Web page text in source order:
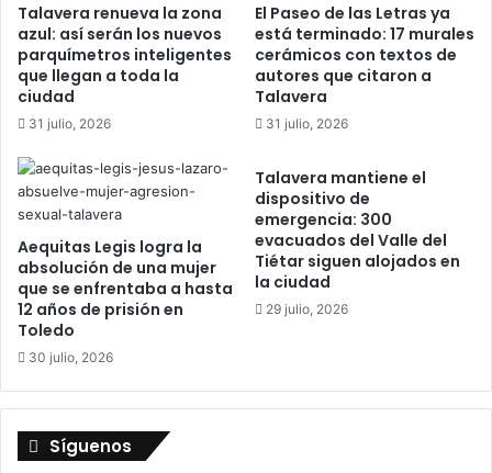
d
a
d
S
a
l
u
d
d
e
l
C
a
s
o
H
d
i
n
e
d
e
l
r
a
d
o
s
e
a
c
e
l
Talavera renueva la zona
azul: así serán los nuevos
parquímetros inteligentes
que llegan a toda la
ciudad
31 julio, 2026
El Paseo de las Letras ya
está terminado: 17 murales
cerámicos con textos de
autores que citaron a
Talavera
31 julio, 2026
Aequitas Legis logra la
absolución de una mujer
que se enfrentaba a hasta
12 años de prisión en
Toledo
30 julio, 2026
Talavera mantiene el
dispositivo de
emergencia: 300
evacuados del Valle del
Tiétar siguen alojados en
la ciudad
29 julio, 2026
Síguenos